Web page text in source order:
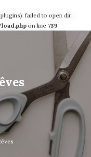
failed to open dir:
on line 739